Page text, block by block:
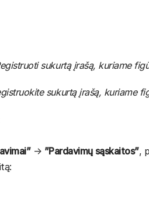
sukurtą įrašą, kuriame
sukurtą įrašą, kuriame
→ ”Pardavimų sąskaitos”,